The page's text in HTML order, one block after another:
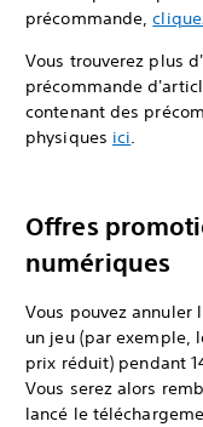
précommande,
Vous trouverez plus
précommande
contenant des
physiques ici.
Offres
numériques
Vous pouvez
un jeu (par exemple,
prix réduit) pendant
Vous serez alors
lancé le